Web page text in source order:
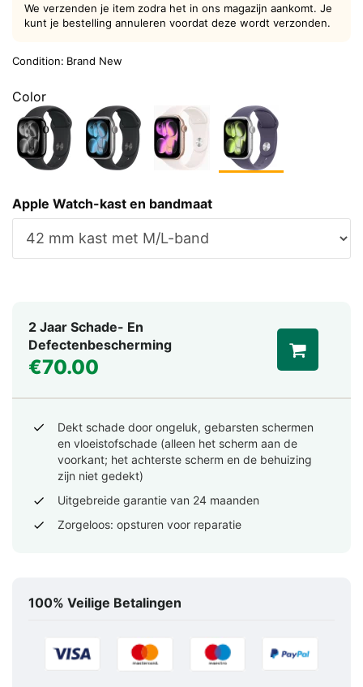
We verzenden je item zodra het in ons magazijn aankomt. Je
kunt je bestelling annuleren voordat deze wordt verzonden.
Condition: Brand New
Color
Apple Watch-kast en bandmaat
100% Veilige Betalingen
2 Jaar Schade- En
Defectenbescherming
€70.00
Dekt schade door ongeluk, gebarsten schermen
en vloeistofschade (alleen het scherm aan de
voorkant; het achterste scherm en de behuizing
zijn niet gedekt)
Uitgebreide garantie van 24 maanden
Zorgeloos: opsturen voor reparatie